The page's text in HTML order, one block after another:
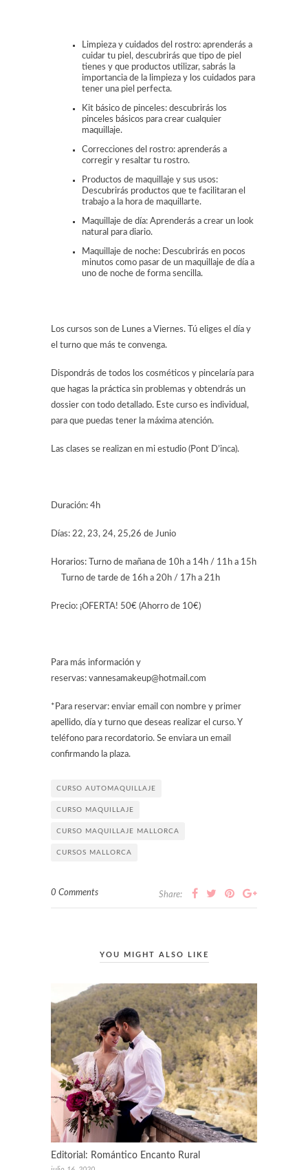
Limpieza y cuidados del rostro: aprenderás a
cuidar tu piel, descubrirás que tipo de piel
tienes y que productos utilizar, sabrás la
importancia de la limpieza y los cuidados para
tener una piel perfecta.
Kit básico de pinceles: descubrirás los
pinceles básicos para crear cualquier
maquillaje.
Correcciones del rostro: aprenderás a
corregir y resaltar tu rostro.
Productos de maquillaje y sus usos:
Descubrirás productos que te facilitaran el
trabajo a la hora de maquillarte.
Maquillaje de día: Aprenderás a crear un look
natural para diario.
Maquillaje de noche: Descubrirás en pocos
minutos como pasar de un maquillaje de día a
uno de noche de forma sencilla.
Los cursos son de Lunes a Viernes. Tú eliges el día y
el turno que más te convenga.
Dispondrás de todos los cosméticos y pincelaría para
que hagas la práctica sin problemas y obtendrás un
dossier con todo detallado. Este curso es individual,
para que puedas tener la máxima atención.
Las clases se realizan en mi estudio (Pont D’inca).
Duración: 4h
Días: 22, 23, 24, 25,26 de Junio
Horarios: Turno de mañana de 10h a 14h / 11h a 15h
Turno de tarde de 16h a 20h / 17h a 21h
Precio: ¡OFERTA! 50€ (Ahorro de 10€)
Para más información y
reservas: vannesamakeup@hotmail.com
*Para reservar: enviar email con nombre y primer
apellido, día y turno que deseas realizar el curso. Y
teléfono para recordatorio. Se enviara un email
confirmando la plaza.
CURSO AUTOMAQUILLAJE
CURSO MAQUILLAJE
CURSO MAQUILLAJE MALLORCA
CURSOS MALLORCA
0 Comments Share:
YOU MIGHT ALSO LIKE
Editorial: Romántico Encanto Rural